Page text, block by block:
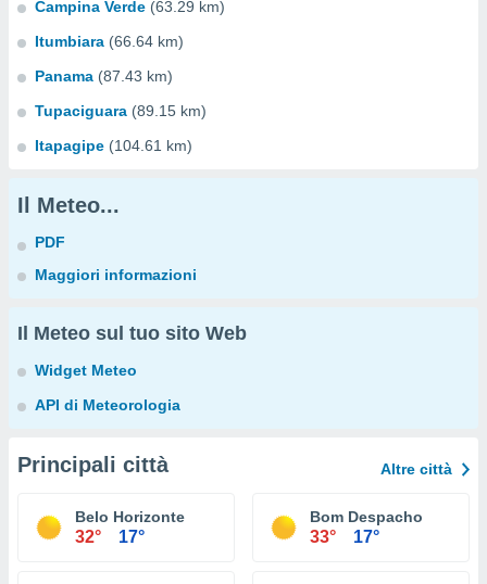
Campina Verde (63.29 km)
Itumbiara (66.64 km)
Panama (87.43 km)
Tupaciguara (89.15 km)
Itapagipe (104.61 km)
Il Meteo...
PDF
Maggiori informazioni
Il Meteo sul tuo sito Web
Widget Meteo
API di Meteorologia
Principali città Altre città
Belo Horizonte
32° 17°
Bom Despacho
33° 17°